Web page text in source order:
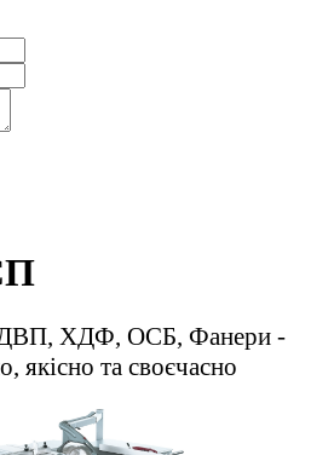
ХДФ, ОСБ, Фанери -
якісно та своєчасно